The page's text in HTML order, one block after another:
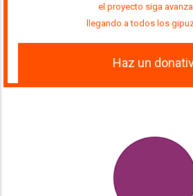
el proyecto siga
llegando a todos los
Haz un